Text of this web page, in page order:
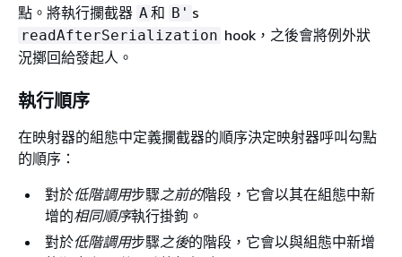
點。將執行攔截器 A 和 B' s
readAfterSerialization hook，之後會將例外狀
況擲回給發起人。
執行順序
在映射器的組態中定義攔截器的順序決定映射器呼叫勾點
的順序：
對於低階調用步驟之前的階段，它會以其在組態中新
增的相同順序執行掛鉤。
對於低階調用步驟之後的階段，它會以與組態中新增